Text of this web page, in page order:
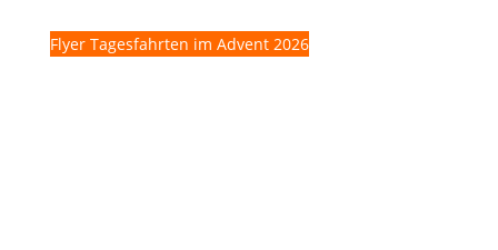
Flyer Tagesfahrten im Advent 2026